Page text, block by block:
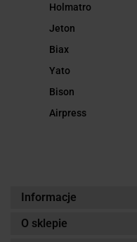
Holmatro
Jeton
Biax
Yato
Bison
Airpress
Informacje
O sklepie